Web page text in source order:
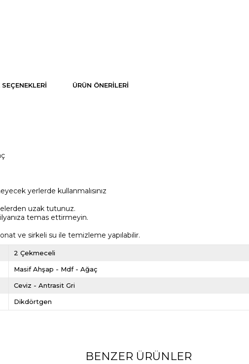
ÜRÜN ÖNERILERI
yerlerde kullanmalısınız
uzak tutunuz.
temas ettirmeyin.
ve sirkeli su ile temizleme yapılabilir.
2 Çekmeceli
Masif Ahşap - Mdf - Ağaç
Ceviz - Antrasit Gri
Dikdörtgen
BENZER ÜRÜNLER